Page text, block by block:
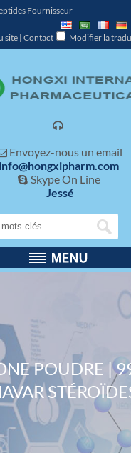
Fournisseur
site | Contact Modifier la

Envoyez-nous un email
info@hongxipharm.com
 Skype On Line
Jessé
POUDRE |